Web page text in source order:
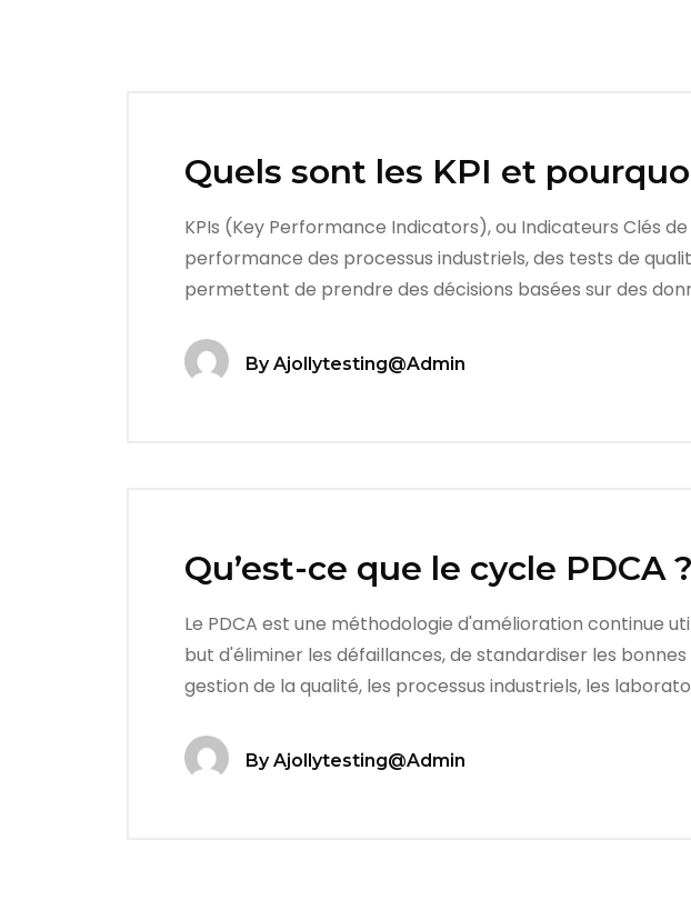
Quels sont les KPI et
KPIs (Key Performance Indicators), ou Indicateurs Clés
performance des processus industriels, des tests de
permettent de prendre des décisions basées sur des
ByAjollytesting@admin
Qu’est-ce que le cycle PDCA ?
Le PDCA est une méthodologie d'amélioration continue
but d'éliminer les défaillances, de standardiser les
gestion de la qualité, les processus industriels, les
ByAjollytesting@admin